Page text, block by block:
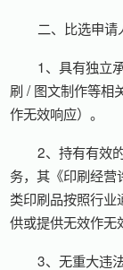
二、比选申
1、具有独立
刷 / 图文制作等相
作无效响应）。
2、持有有效
务，其《印刷经
类印刷品按照行
供或提供无效作无
3、无重大违